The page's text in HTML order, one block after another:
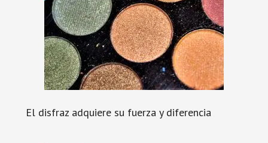
El disfraz adquiere su fuerza y diferencia